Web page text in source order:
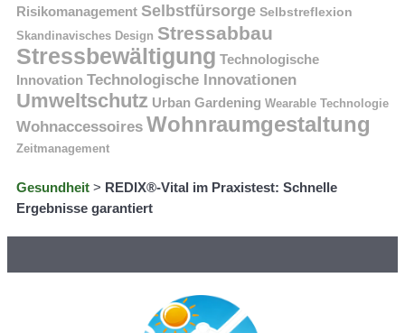
Risikomanagement Selbstfürsorge Selbstreflexion
Skandinavisches Design Stressabbau
Stressbewältigung Technologische
Innovation Technologische Innovationen
Umweltschutz Urban Gardening Wearable Technologie
Wohnaccessoires Wohnraumgestaltung
Zeitmanagement
Gesundheit > REDIX®-Vital im Praxistest: Schnelle
Ergebnisse garantiert